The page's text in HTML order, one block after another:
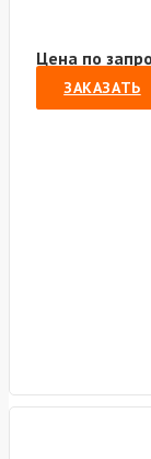
Цена по
ЗАКАЗАТЬ